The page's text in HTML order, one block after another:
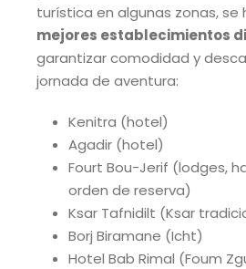
turística en algunas zonas, se
mejores establecimientos
garantizar comodidad y
jornada de aventura:
Kenitra (hotel)
Agadir (hotel)
Fourt Bou-Jerif (lodges,
orden de reserva)
Ksar Tafnidilt (Ksar
Borj Biramane (Icht)
Hotel Bab Rimal (Foum